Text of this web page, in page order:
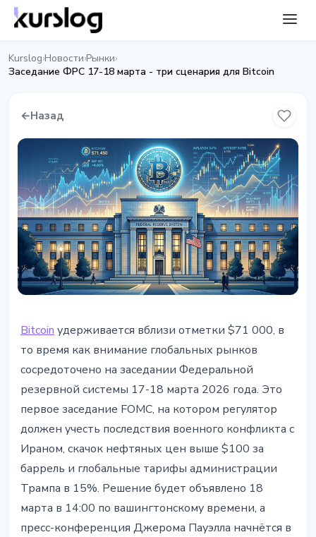
Kurslog›Новости›Рынки›
Заседание ФРС 17-18 марта - три сценария для Bitcoin
←Назад
Заседание ФРС 17-18 марта - три
сценария для Bitcoin
15 марта 2026 г.4 мин чтения
Наталия Дорофеева
Bitcoin удерживается вблизи отметки $71 000, в
то время как внимание глобальных рынков
сосредоточено на заседании Федеральной
резервной системы 17-18 марта 2026 года. Это
первое заседание FOMC, на котором регулятор
должен учесть последствия военного конфликта с
Ираном, скачок нефтяных цен выше $100 за
баррель и глобальные тарифы администрации
Трампа в 15%. Решение будет объявлено 18
марта в 14:00 по вашингтонскому времени, а
пресс-конференция Джерома Пауэлла начнётся в